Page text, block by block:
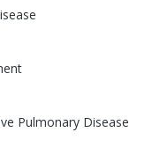
Pulmonary Disease
、長鏈三酸甘
是近年來研究